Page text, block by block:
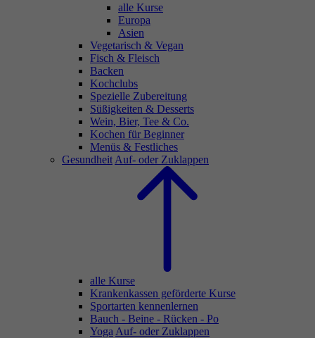
alle Kurse
Europa
Asien
Vegetarisch & Vegan
Fisch & Fleisch
Backen
Kochclubs
Spezielle Zubereitung
Süßigkeiten & Desserts
Wein, Bier, Tee & Co.
Kochen für Beginner
Menüs & Festliches
Gesundheit Auf- oder Zuklappen
alle Kurse
Krankenkassen geförderte Kurse
Sportarten kennenlernen
Bauch - Beine - Rücken - Po
Yoga Auf- oder Zuklappen